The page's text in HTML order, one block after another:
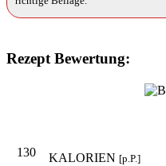
Rezept Bewertung:
130 KALORIEN [p.P.]